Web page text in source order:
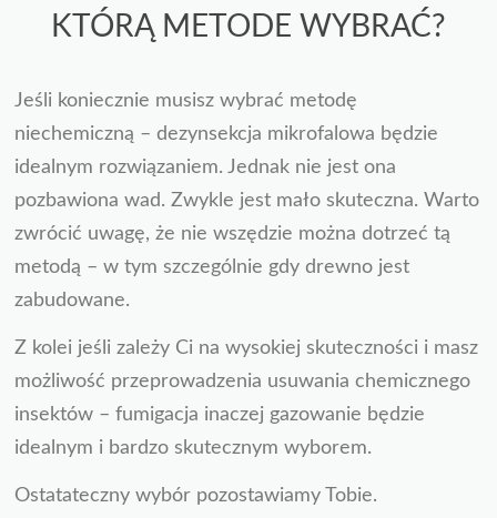
KTÓRĄ METODE WYBRAĆ?
Jeśli koniecznie musisz wybrać metodę
niechemiczną – dezynsekcja mikrofalowa będzie
idealnym rozwiązaniem. Jednak nie jest ona
pozbawiona wad. Zwykle jest mało skuteczna. Warto
zwrócić uwagę, że nie wszędzie można dotrzeć tą
metodą – w tym szczególnie gdy drewno jest
zabudowane.
Z kolei jeśli zależy Ci na wysokiej skuteczności i masz
możliwość przeprowadzenia usuwania chemicznego
insektów – fumigacja inaczej gazowanie będzie
idealnym i bardzo skutecznym wyborem.
Ostatateczny wybór pozostawiamy Tobie.